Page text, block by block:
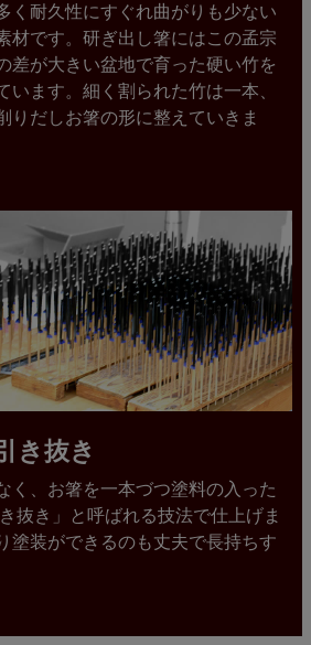
く耐久性にすぐれ曲がりも少ない
材です。研ぎ出し箸にはこの孟宗
差が大きい盆地で育った硬い竹を
います。細く割られた竹は一本、
りだしお箸の形に整えていきま
き抜き
く、お箸を一本づつ塗料の入った
抜き」と呼ばれる技法で仕上げま
塗装ができるのも丈夫で長持ちす